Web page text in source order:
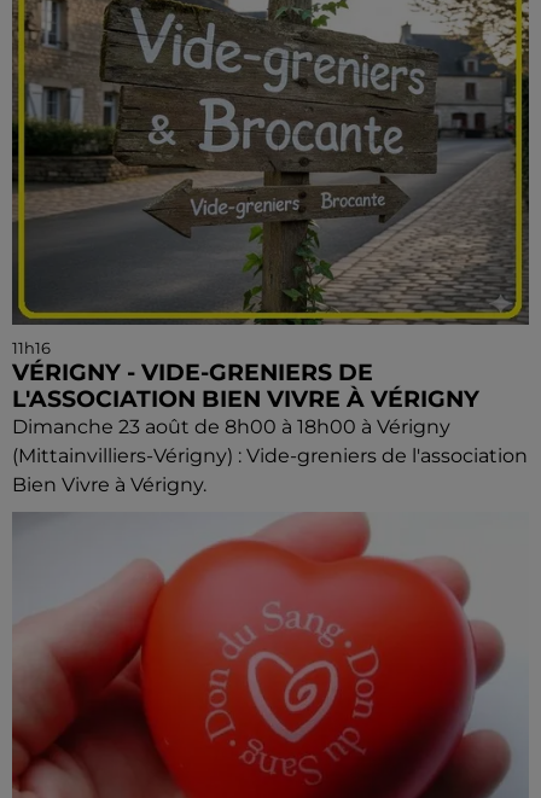
11h16
VÉRIGNY - VIDE-GRENIERS DE
L'ASSOCIATION BIEN VIVRE À VÉRIGNY
Dimanche 23 août de 8h00 à 18h00 à Vérigny
(Mittainvilliers-Vérigny) : Vide-greniers de l'association
Bien Vivre à Vérigny.